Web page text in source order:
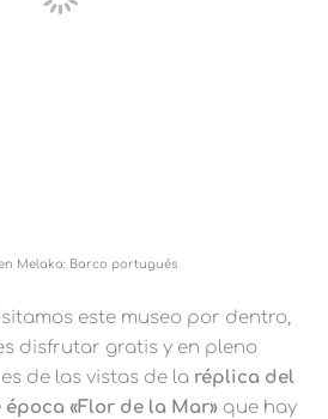
Melaka: Barco portugués
este museo por dentro,
disfrutar gratis y en pleno
de las vistas de la réplica del
«Flor de la Mar» que hay